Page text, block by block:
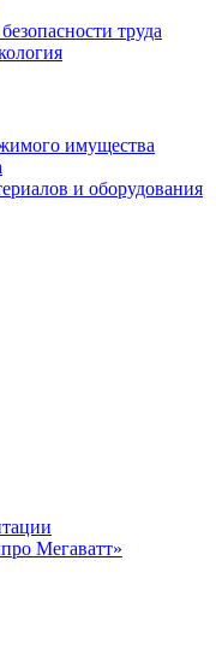
труда
имущества
и оборудования
Мегаватт»